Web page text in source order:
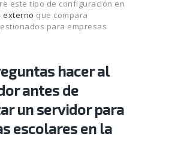
este tipo de configuración en
externo que compara
para empresas
hacer al
antes de
un servidor para
escolares en la